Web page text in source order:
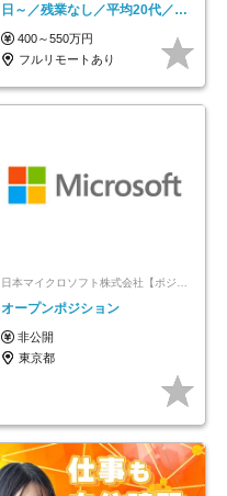
日～／残業なし／平均20代／リ
モートOK
400～550万円
フルリモートあり
日本マイクロソフト株式会社【ポジションマッチ登録】
オープンポジション
非公開
東京都